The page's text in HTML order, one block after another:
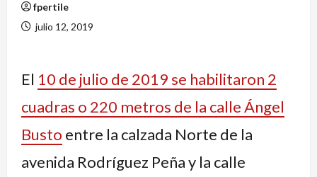
fpertile
julio 12, 2019
El 10 de julio de 2019 se habilitaron 2
cuadras o 220 metros de la calle Ángel
Busto entre la calzada Norte de la
avenida Rodríguez Peña y la calle